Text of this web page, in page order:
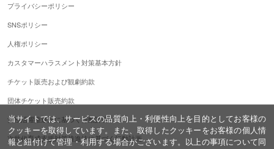
プライバシーポリシー
SNSポリシー
人権ポリシー
カスタマーハラスメント対策基本方針
チケット販売および観劇約款
団体チケット販売約款
女性活躍推進法に基づく行動計画
次世代育成支援対策推進法に基づく行動計画
当サイトでは、サービスの品質向上・利便性向上を目的としてお客様の
クッキーを取得しています。また、取得したクッキーをお客様の個人情
報と紐付けて管理・利用する場合がございます。以上の事項について同